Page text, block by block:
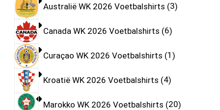
Australië WK 2026 Voetbalshirts 3
Canada WK 2026 Voetbalshirts 6
Curaçao WK 2026 Voetbalshirts 1
Kroatië WK 2026 Voetbalshirts 4
Marokko WK 2026 Voetbalshirts 20